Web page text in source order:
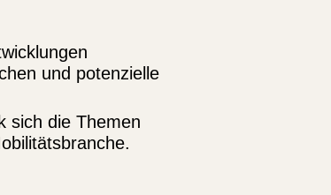
und potenzielle
sich die Themen